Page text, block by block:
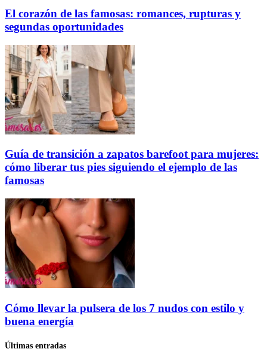
El corazón de las famosas: romances, rupturas y
segundas oportunidades
Guía de transición a zapatos barefoot para mujeres:
cómo liberar tus pies siguiendo el ejemplo de las
famosas
Cómo llevar la pulsera de los 7 nudos con estilo y
buena energía
Últimas entradas